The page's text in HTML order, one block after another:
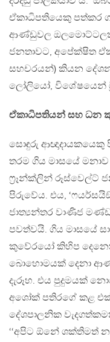
ඒකාධිපතියෙකු පත්කර
ආණ්ඩුවල
ජනතාවට, අපේක්ෂිත
සහචරයන්) කියන
ලෝලියෝ, විශේෂයෙන්
ඒකාධිපතියන් සහ ධන
සොඳුරු ආඥාදායකයෙකු
තරම ගිය මාසයේ
ෆ‍්‍රෑන්ක්ලින් රූස්වෙල්ට්
පිරුවේය. එය,
ජාත්‍යන්තර වාණිජ
පවත්වයි. ගිය මාසයේ
කුවේරයෝ කිහිප
බොහොමයක් දෙනා
දැරූහ. එය පුදුමයක්
අශෝක් පතිරගේ කළ එක්
දේශපාලනික
‘‘අපිට ඕනේ ශක්තිමත්